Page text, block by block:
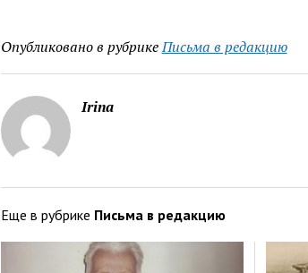
Опубликовано в рубрикеПисьма в редакцию
Irina
Еще в рубрике Письма в редакцию